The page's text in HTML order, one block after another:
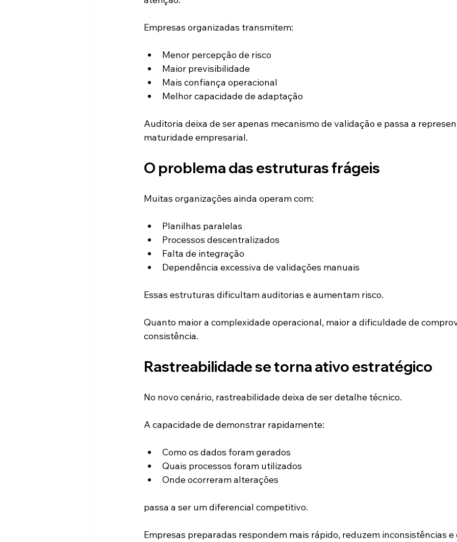
Empresas organizadas transmitem:
Menor percepção de risco
Maior previsibilidade
Mais confiança operacional
Melhor capacidade de adaptação
Auditoria deixa de ser apenas mecanismo de validação e passa a
maturidade empresarial.
O problema das estruturas frágeis
Muitas organizações ainda operam com:
Planilhas paralelas
Processos descentralizados
Falta de integração
Dependência excessiva de validações manuais
Essas estruturas dificultam auditorias e aumentam risco.
Quanto maior a complexidade operacional, maior a dificuldade de
consistência.
Rastreabilidade se torna ativo estratégico
No novo cenário, rastreabilidade deixa de ser detalhe técnico.
A capacidade de demonstrar rapidamente:
Como os dados foram gerados
Quais processos foram utilizados
Onde ocorreram alterações
passa a ser um diferencial competitivo.
Empresas preparadas respondem mais rápido, reduzem inconsistências